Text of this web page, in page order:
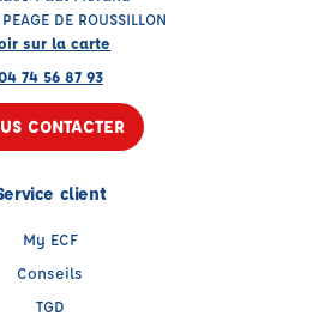
DE ROUSSILLON
sur la carte
74 56 87 93
CONTACTER
client
My ECF
Conseils
TGD